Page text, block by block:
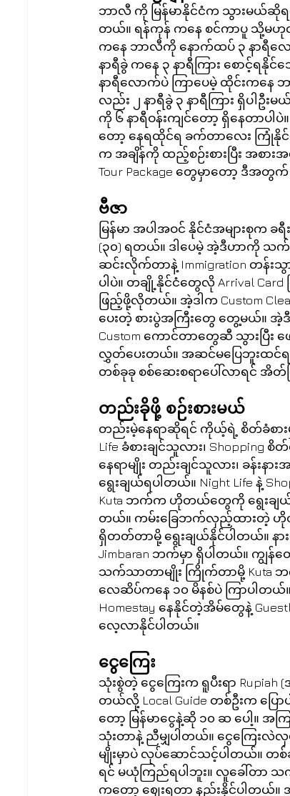
ဘာလီ ကို မြန်မာနိုင်ငံက သွားမယ်ဆိုရ
တယ်။ ရန်ကုန် ကနေ စင်ကာပူ သို့မဟု
ကနေ ဘာလီကို နောက်ထပ် ၃ နာရီလေ
နာရီခွဲ ကနေ ၃ နာရီကြား စောင့်
နာရီလောက်ပဲ ကြာပေမဲ့ ထိုင်းကနေ ဘ
လည်း ၂ နာရီခွဲ ၃ နာရီကြား ရှိပါဦ
ကို ၆ နာရီဝန်းကျင်တော့ ရှိနေတာပ
တော့ နေရထိုင်ရ ခက်တာလေး ကြုံနို
က အချိန်ကို ထည့်စဉ်းစားပြီး အစာ
Tour Package တွေမှာတော့ ဒီအတွက်
ဗီဇာ
မြန်မာ အပါအဝင် နိုင်ငံအများစု
(၃၀) ရတယ်။ ဒါပေမဲ့ အဲ့ဒီဟာကို သ
ဆင်းလိုက်တာနဲ့ Immigration တန်းသွာ
ပါပဲ။ တချို့နိုင်ငံတွေလို Arrival
ဖြည့်ဖို့လိုတယ်။ အဲ့ဒါက Custom
ပေးတဲ့ စားပွဲအကြီးတွေ တွေ့မယ်။ အဲ့
Custom ကောင်တာတွေဆီ သွားပ
လွှတ်ပေးတယ်။ အဆင်မပြေဘူးထ
တစ်ခုခု စစ်ဆေးစရာပေါ်လာရင် အိ
တည်းခိုဖို့ စဉ်းစားမယ်
တည်းမဲ့နေရာဆိုရင် ကိုယ့်ရဲ့ စိတ်ခံစာ
Life ခံစားချင်သူလား၊ Shopping
နေရာမျိုး တည်းချင်သူလား၊ ခန်း
ရွေးချယ်ရပါတယ်။ Night Life နဲ့
Kuta ဘက်က ဟိုတယ်တွေကို ရွေးချယ်
တယ်။ ကမ်းခြေဘက်လှည့်ထားတဲ့ ဟို
ရှိတတ်တာမို့ ရွေးချယ်နိုင်ပါတယ်။ နားအ
Jimbaran ဘက်မှာ ရှိပါတယ်။ ကျွန်
သက်သာတာမျိုး ကြိုက်တာမို့ Kuta
လေဆိပ်ကနေ ၁၀ မိနစ်ပဲ ကြာပါတယ်။
Homestay နေနိုင်တဲ့အိမ်တွေနဲ့
လေ့လာနိုင်ပါတယ်။
ငွေကြေး
သုံးစွဲတဲ့ ငွေကြေးက ရူပီးရာ
တယ်လို့ Local Guide တစ်ဦးက ပြော
တော့ မြန်မာငွေနဲ့ဆို ၁၀ ဆ ပေါ့။ အက
သုံးတာနဲ့ ညီမျှပါတယ်။ ငွေကြေးလဲလှ
မျိုးမှာပဲ လုပ်ဆောင်သင့်ပါတယ်။ တစ်
ရင် မယုံကြည်ရပါဘူး။ လူခေါ်တာ သ
ကတော့ ဈေးရတာ နည်းနိုင်ပါတယ်။